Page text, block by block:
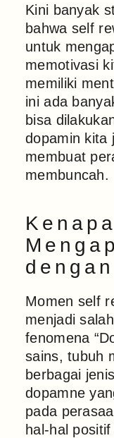
Kini banyak
bahwa self
untuk
memotivasi
memiliki
ini ada
bisa
dopamin kita
membuat
membuncah.
Momen self
menjadi
fenomena
sains, tubuh
berbagai
dopamne
pada
hal-hal